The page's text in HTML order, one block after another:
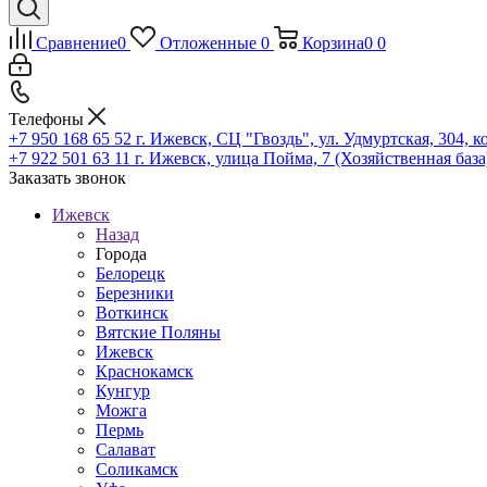
Сравнение0 Отложенные 0 Корзина0 0
Телефоны
+7 950 168 65 52 г. Ижевск, СЦ "Гвоздь", ул. Удмуртская, 304,
+7 922 501 63 11 г. Ижевск, улица Пойма, 7 (Хозяйственная
Заказать звонок
Ижевск
Назад
Города
Белорецк
Березники
Воткинск
Вятские Поляны
Ижевск
Краснокамск
Кунгур
Можга
Пермь
Салават
Соликамск